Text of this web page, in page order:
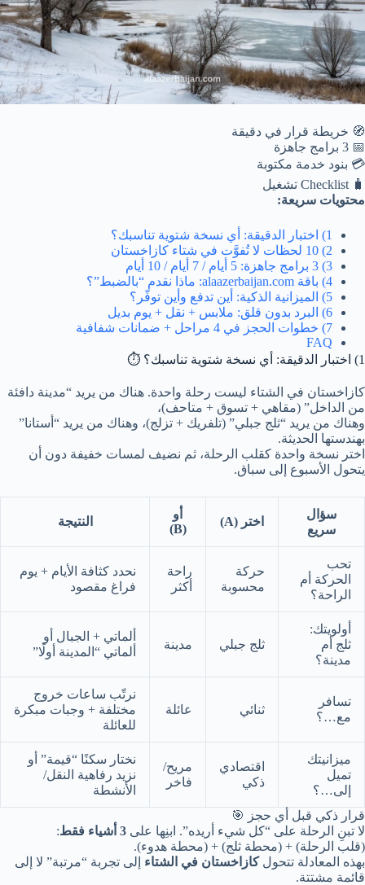
🧭 خريطة قرار في دقيقة
📅 3 برامج جاهزة
💳 بنود خدمة مكتوبة
🧳 Checklist تشغيل
محتويات سريعة:
1) اختبار الدقيقة: أي نسخة شتوية تناسبك؟
2) 10 لحظات لا تُفوَّت في شتاء كازاخستان
3) 3 برامج جاهزة: 5 أيام / 7 أيام / 10 أيام
4) باقة alaazerbaijan.com: ماذا نقدم “بالضبط”؟
5) الميزانية الذكية: أين تدفع وأين توفّر؟
6) البرد بدون قلق: ملابس + نقل + يوم بديل
7) خطوات الحجز في 4 مراحل + ضمانات شفافية
FAQ
1) اختبار الدقيقة: أي نسخة شتوية تناسبك؟ ⏱️
كازاخستان في الشتاء ليست رحلة واحدة. هناك من يريد “مدينة دافئة
من الداخل” (مقاهي + تسوق + متاحف)،
وهناك من يريد “ثلج جبلي” (تلفريك + تزلج)، وهناك من يريد “أستانا”
بهندستها الحديثة.
اختر نسخة واحدة كقلب الرحلة، ثم نضيف لمسات خفيفة دون أن
يتحول الأسبوع إلى سباق.
سؤال
سريع
اختر (A)
أو
(B)
النتيجة
تحب
الحركة أم
الراحة؟
حركة
محسوبة
راحة
أكثر
نحدد كثافة الأيام + يوم
فراغ مقصود
أولويتك:
ثلج أم
مدينة؟
ثلج جبلي مدينة
ألماتي + الجبال أو
ألماتي “المدينة أولًا”
تسافر
مع…؟
ثنائي عائلة
نرتّب ساعات خروج
مختلفة + وجبات مبكرة
للعائلة
ميزانيتك
تميل
إلى…؟
اقتصادي
ذكي
مريح/
فاخر
نختار سكنًا “قيمة” أو
نزيد رفاهية النقل/
الأنشطة
قرار ذكي قبل أي حجز 🎯
لا تبنِ الرحلة على “كل شيء أريده”. ابنِها على 3 أشياء فقط
:
(قلب الرحلة) + (محطة ثلج) + (محطة هدوء).
بهذه المعادلة تتحولكازاخستان في الشتاء إلى تجربة “مرتبة” لا إلى
قائمة مشتتة.